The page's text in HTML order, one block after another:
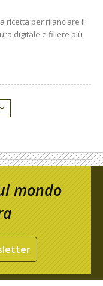
ricetta per rilanciare il
digitale e filiere più
mondo